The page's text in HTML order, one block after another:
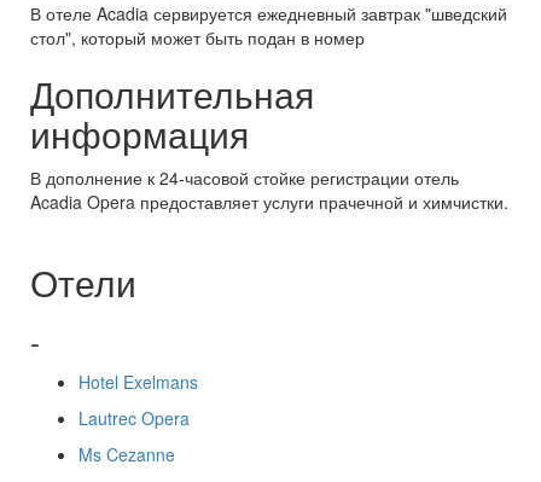
В отеле Acadia сервируется ежедневный завтрак "шведский
стол", который может быть подан в номер
Дополнительная
информация
В дополнение к 24-часовой стойке регистрации отель
Acadia Opera предоставляет услуги прачечной и химчистки.
Отели
-
Hotel Exelmans
Lautrec Opera
Ms Cezanne